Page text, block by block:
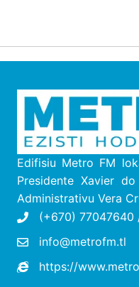
Edifisiu Metro FM
Presidente Xavier
Administrativu Vera
(+670) 77047640
info@metrofm.tl
https://